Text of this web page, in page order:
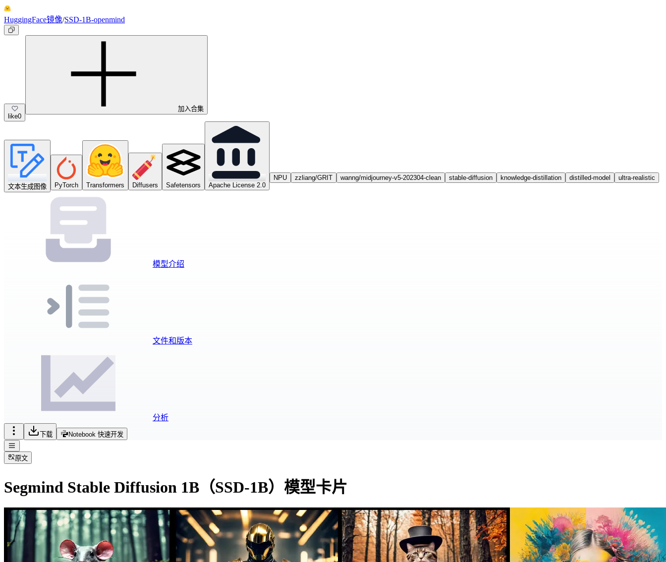
HuggingFace镜像/SSD-1B-openmind
like0
加入合集
文本生成图像 PyTorch Transformers Diffusers Safetensors Apache License 2.0
NPU zzliang/GRIT wanng/midjourney-v5-202304-clean stable-diffusion knowledge-distillation distilled-model ultra-realistic
模型介绍
文件和版本
分析
下载 Notebook 快速开发
原文
Segmind Stable Diffusion 1B（SSD-1B）模型卡片